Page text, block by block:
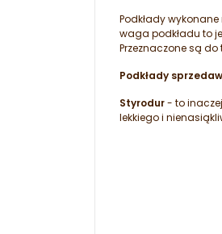
Podkłady
waga podkładu to
Przeznaczone są
Podkłady
Styrodur- to
lekkiego i